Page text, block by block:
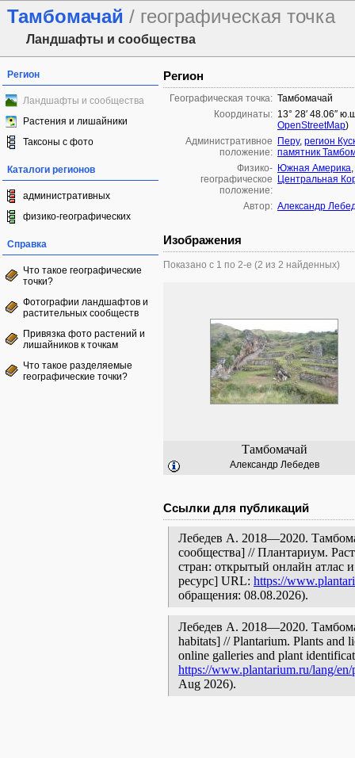
Тамбомачай / географическая точка
Ландшафты и сообщества
Регион
Ландшафты и сообщества
Растения и лишайники
Таксоны с фото
Каталоги регионов
административных
физико-географических
Справка
Что такое географические
точки?
Фотографии ландшафтов и
растительных сообществ
Привязка фото растений и
лишайников к точкам
Что такое разделяемые
географические точки?
Регион
Географическая точка: Тамбомачай
Координаты: 13° 28′ 48.06″
OpenStreetMap)
Административное
положение:
Перу, регион
памятник
Физико-
географическое
положение:
Южная Америка,
Центральная
Автор: Александр
Изображения
Показано с 1 по 2-е (2 из 2 найденных)
Тамбомачай
Александр Лебедев
Ссылки для публикаций
Лебедев А. 2018—2020.
сообщества] // Плантариум.
стран: открытый онлайн атлас
ресурс] URL: https://
обращения: 08.08.2026).
Лебедев А. 2018—2020.
habitats] // Plantarium. Plants and
online galleries and plant
https://www.plantarium.ru/lang/
Aug 2026).